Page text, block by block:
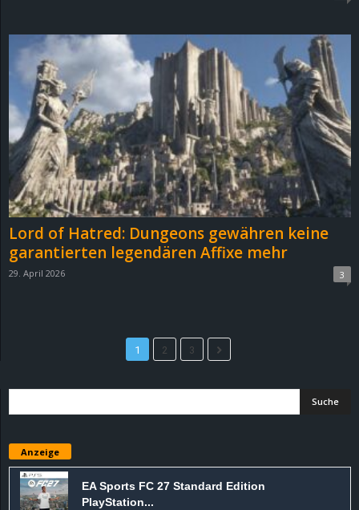
Lord of Hatred: Dungeons gewähren keine
garantierten legendären Affixe mehr
29. April 2026 3
1 2 3
Anzeige
EA Sports FC 27 Standard Edition
PlayStation...